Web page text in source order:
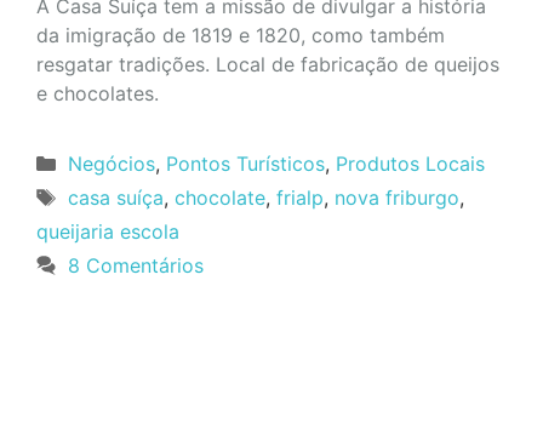
A Casa Suíça tem a missão de divulgar a história
da imigração de 1819 e 1820, como também
resgatar tradições. Local de fabricação de queijos
e chocolates.
Categorias
Negócios, Pontos Turísticos, Produtos Locais
Tags
casa suíça, chocolate, frialp, nova friburgo,
queijaria escola
8 Comentários